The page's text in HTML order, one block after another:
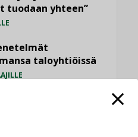
yhteen”
taloyhtiöissä